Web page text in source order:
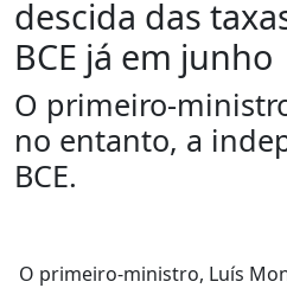
descida das
BCE já em junho
O primeiro-
no entanto, a
BCE.
O primeiro-ministro, Luís